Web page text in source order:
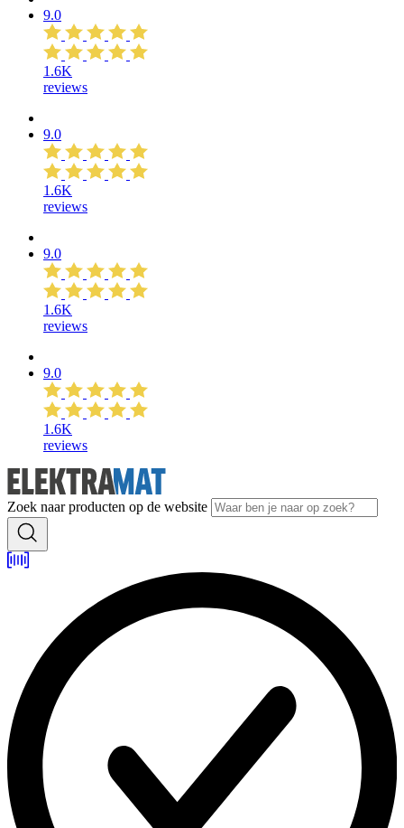
9.0
1.6K
reviews
9.0
1.6K
reviews
9.0
1.6K
reviews
9.0
1.6K
reviews
Zoek naar producten op de website